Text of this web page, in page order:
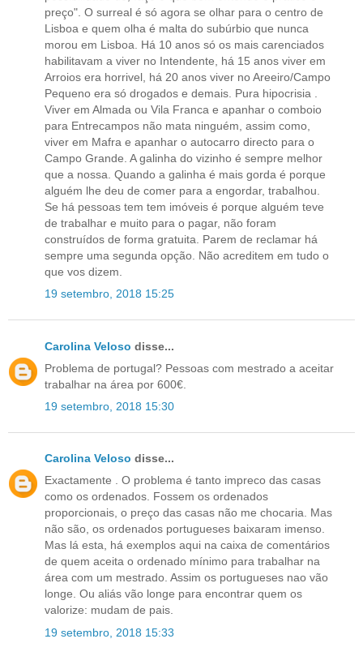
preço". O surreal é só agora se olhar para o centro de
Lisboa e quem olha é malta do subúrbio que nunca
morou em Lisboa. Há 10 anos só os mais carenciados
habilitavam a viver no Intendente, há 15 anos viver em
Arroios era horrivel, há 20 anos viver no Areeiro/Campo
Pequeno era só drogados e demais. Pura hipocrisia .
Viver em Almada ou Vila Franca e apanhar o comboio
para Entrecampos não mata ninguém, assim como,
viver em Mafra e apanhar o autocarro directo para o
Campo Grande. A galinha do vizinho é sempre melhor
que a nossa. Quando a galinha é mais gorda é porque
alguém lhe deu de comer para a engordar, trabalhou.
Se há pessoas tem tem imóveis é porque alguém teve
de trabalhar e muito para o pagar, não foram
construídos de forma gratuita. Parem de reclamar há
sempre uma segunda opção. Não acreditem em tudo o
que vos dizem.
19 setembro, 2018 15:25
Carolina Veloso disse...
Problema de portugal? Pessoas com mestrado a aceitar
trabalhar na área por 600€.
19 setembro, 2018 15:30
Carolina Veloso disse...
Exactamente . O problema é tanto impreco das casas
como os ordenados. Fossem os ordenados
proporcionais, o preço das casas não me chocaria. Mas
não são, os ordenados portugueses baixaram imenso.
Mas lá esta, há exemplos aqui na caixa de comentários
de quem aceita o ordenado mínimo para trabalhar na
área com um mestrado. Assim os portugueses nao vão
longe. Ou aliás vão longe para encontrar quem os
valorize: mudam de pais.
19 setembro, 2018 15:33